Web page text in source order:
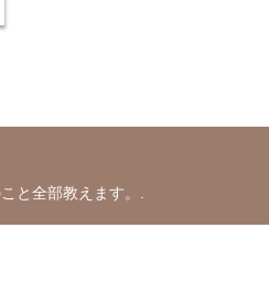
と全部教えます。.